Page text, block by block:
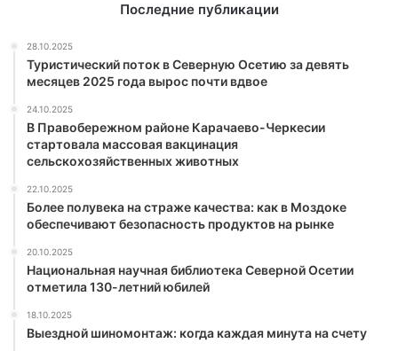
Последние публикации
28.10.2025
Туристический поток в Северную Осетию за девять
месяцев 2025 года вырос почти вдвое
24.10.2025
В Правобережном районе Карачаево-Черкесии
стартовала массовая вакцинация
сельскохозяйственных животных
22.10.2025
Более полувека на страже качества: как в Моздоке
обеспечивают безопасность продуктов на рынке
20.10.2025
Национальная научная библиотека Северной Осетии
отметила 130-летний юбилей
18.10.2025
Выездной шиномонтаж: когда каждая минута на счету